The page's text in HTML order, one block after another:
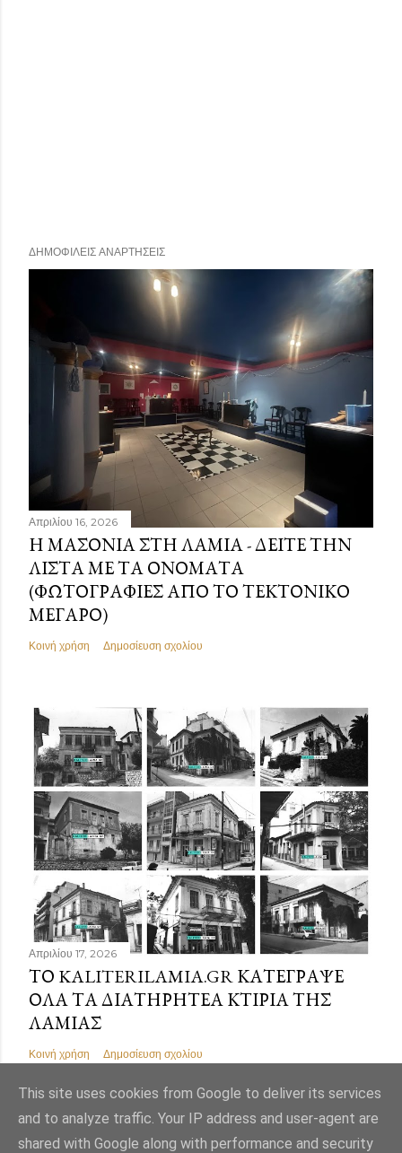
ΔΗΜΟΦΙΛΕΊΣ ΑΝΑΡΤΉΣΕΙΣ
Απριλίου 16, 2026
Η ΜΑΣΟΝΊΑ ΣΤΗ ΛΑΜΊΑ - ΔΕΊΤΕ ΤΗΝ
ΛΊΣΤΑ ΜΕ ΤΑ ΟΝΌΜΑΤΑ
(ΦΩΤΟΓΡΑΦΊΕΣ ΑΠΌ ΤΟ ΤΕΚΤΟΝΙΚΌ
ΜΈΓΑΡΟ)
Κοινή χρήση Δημοσίευση σχολίου
Απριλίου 17, 2026
ΤΟ KALITERILAMIA.GR ΚΑΤΈΓΡΑΨΕ
ΌΛΑ ΤΑ ΔΙΑΤΗΡΗΤΈΑ ΚΤΊΡΙΑ ΤΗΣ
ΛΑΜΊΑΣ
Κοινή χρήση Δημοσίευση σχολίου
This site uses cookies from Google to deliver its services
and to analyze traffic. Your IP address and user-agent are
shared with Google along with performance and security